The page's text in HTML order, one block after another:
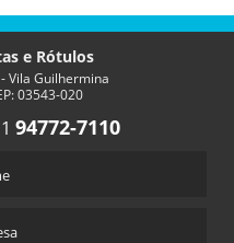
e Rótulos
Vila Guilhermina
03543-020
94772-7110